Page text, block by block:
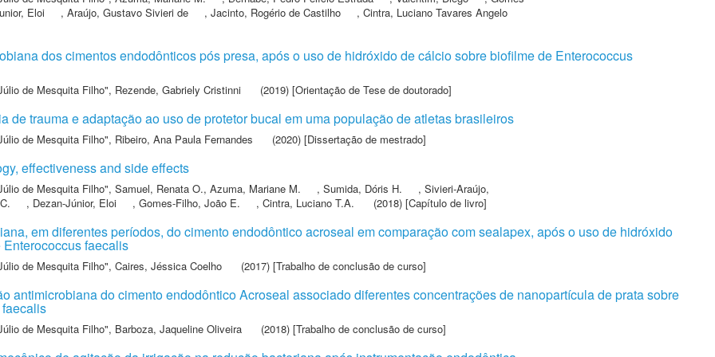
Eloi
, Araújo, Gustavo Sivieri de , Jacinto, Rogério de Castilho , Cintra, Luciano Tavares Angelo
dos cimentos endodônticos pós presa, após o uso de hidróxido de cálcio sobre biofilme de Enterococcus
de Mesquita Filho", Rezende, Gabriely Cristinni (2019) [Orientação de Tese de doutorado]
de trauma e adaptação ao uso de protetor bucal em uma população de atletas brasileiros
de Mesquita Filho", Ribeiro, Ana Paula Fernandes (2020) [Dissertação de mestrado]
effectiveness and side effects
de Mesquita Filho", Samuel, Renata O., Azuma, Mariane M. , Sumida, Dóris H. , Sivieri-Araújo,
, Dezan-Júnior, Eloi , Gomes-Filho, João E. , Cintra, Luciano T.A. (2018) [Capítulo de livro]
em diferentes períodos, do cimento endodôntico acroseal em comparação com sealapex, após o uso de hidróxido
faecalis
de Mesquita Filho", Caires, Jéssica Coelho (2017) [Trabalho de conclusão de curso]
antimicrobiana do cimento endodôntico Acroseal associado diferentes concentrações de nanopartícula de prata sobre
de Mesquita Filho", Barboza, Jaqueline Oliveira (2018) [Trabalho de conclusão de curso]